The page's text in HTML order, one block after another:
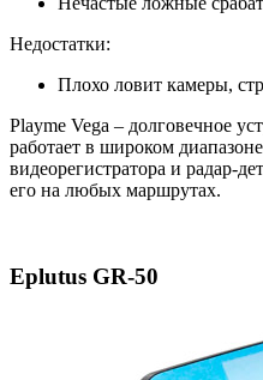
Недостатки:
Плохо ловит камеры,
Playme Vega – долговечное
работает в широком
видеорегистратора и радар-
его на любых маршрутах.
Eplutus GR-50